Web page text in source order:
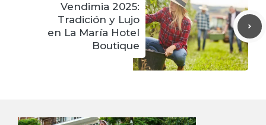
Vendimia 2025:
Tradición y Lujo
en La María Hotel
Boutique